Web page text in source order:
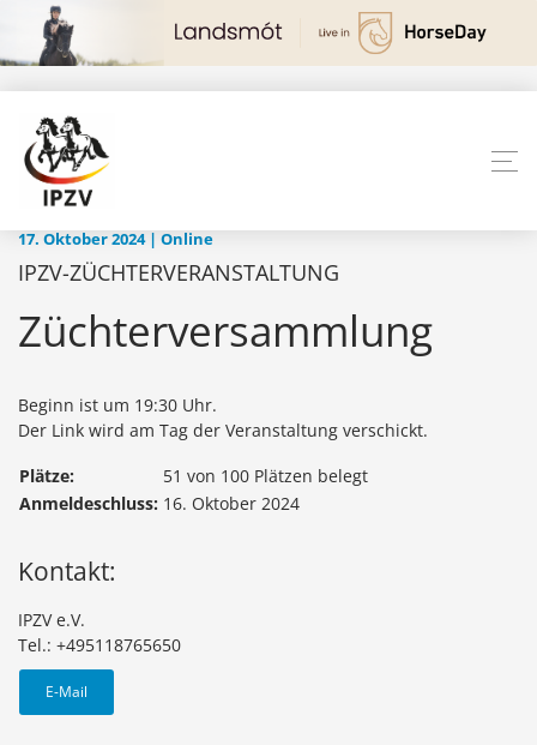
17. Oktober 2024 | Online
IPZV-ZÜCHTERVERANSTALTUNG
Züchterversammlung
Beginn ist um 19:30 Uhr.
Der Link wird am Tag der Veranstaltung verschickt.
Plätze:
51 von 100 Plätzen belegt
Anmeldeschluss: 16. Oktober 2024
Kontakt:
IPZV e.V.
Tel.: +495118765650
E-Mail